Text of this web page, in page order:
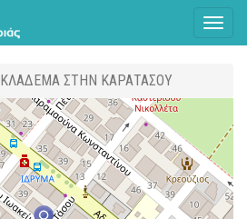
ΚΛΑΔΕΜΑ ΣΤΗΝ ΚΑΡΑΤΑΣΟΥ